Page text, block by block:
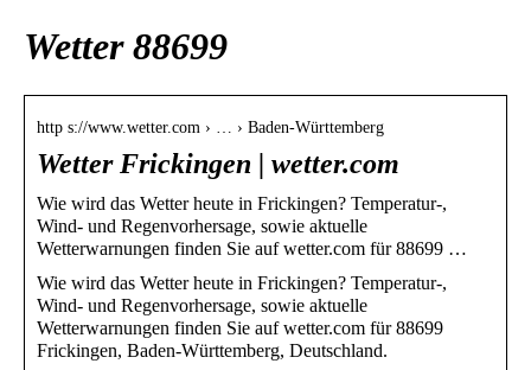
Wetter 88699
http s://www.wetter.com › … › Baden-Württemberg
Wetter Frickingen | wetter.com
Wie wird das Wetter heute in Frickingen? Temperatur-,
Wind- und Regenvorhersage, sowie aktuelle
Wetterwarnungen finden Sie auf wetter.com für 88699 …
Wie wird das Wetter heute in Frickingen? Temperatur-,
Wind- und Regenvorhersage, sowie aktuelle
Wetterwarnungen finden Sie auf wetter.com für 88699
Frickingen, Baden-Württemberg, Deutschland.